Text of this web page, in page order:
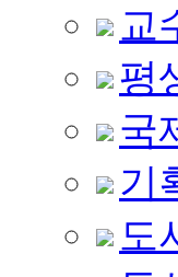
교
평
국
기
도